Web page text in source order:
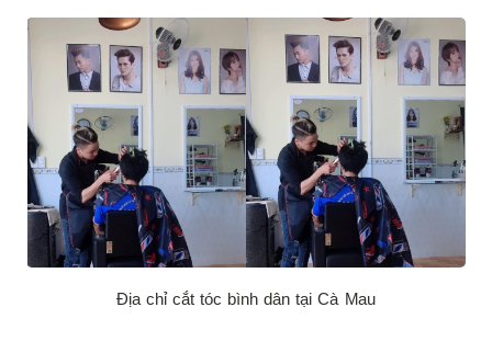
Địa chỉ cắt tóc bình dân tại Cà Mau